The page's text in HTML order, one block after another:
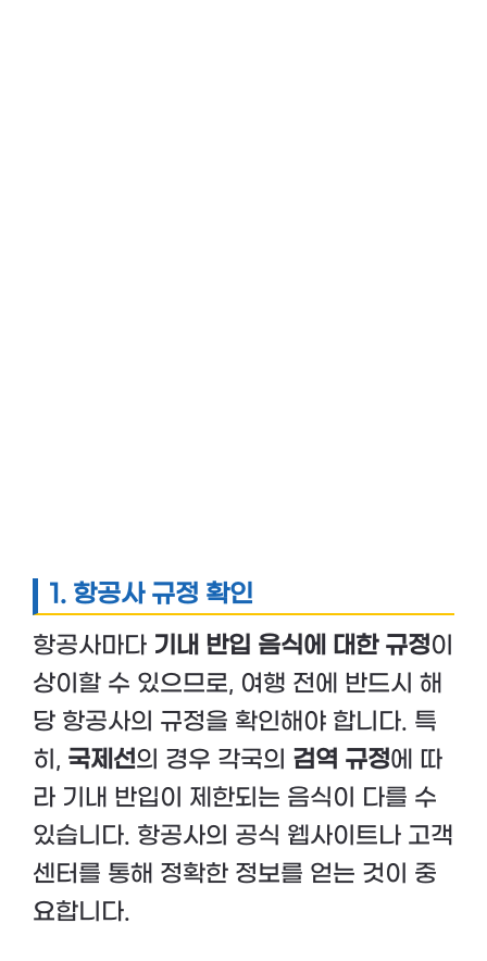
1. 항공사 규정 확인
항공사마다 기내 반입 음식에 대한 규정이
상이할 수 있으므로, 여행 전에 반드시 해
당 항공사의 규정을 확인해야 합니다. 특
히, 국제선의 경우 각국의 검역 규정에 따
라 기내 반입이 제한되는 음식이 다를 수
있습니다. 항공사의 공식 웹사이트나 고객
센터를 통해 정확한 정보를 얻는 것이 중
요합니다.